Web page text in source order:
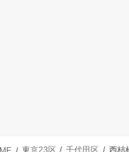
東京23区 千代田区 西桔